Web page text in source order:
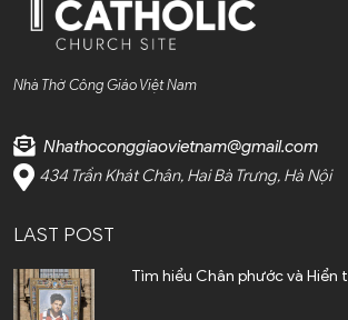
Bến Tre (4)
Cần Thơ (2)
Đắk Lắk (4)
Nhà Thờ Công Giáo Việt Nam
Nhathoconggiaovietnam@gmail.com
434 Trần Khát Chân, Hai Bà Trưng, Hà Nội
LAST POST
Tìm hiểu Chân phước và Hiển